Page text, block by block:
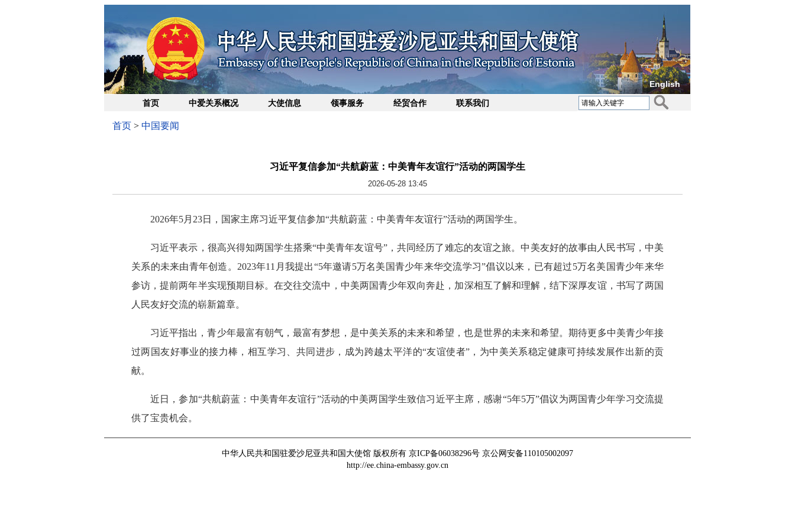
English
首页 中爱关系概况 大使信息 领事服务 经贸合作 联系我们
首页 > 中国要闻
习近平复信参加“共航蔚蓝：中美青年友谊行”活动的两国学生
2026-05-28 13:45
2026年5月23日，国家主席习近平复信参加“共航蔚蓝：中美青年友谊行”活动的两国学生。
习近平表示，很高兴得知两国学生搭乘“中美青年友谊号”，共同经历了难忘的友谊之旅。中美友好的故事由人民书写，中美
关系的未来由青年创造。2023年11月我提出“5年邀请5万名美国青少年来华交流学习”倡议以来，已有超过5万名美国青少年来华
参访，提前两年半实现预期目标。在交往交流中，中美两国青少年双向奔赴，加深相互了解和理解，结下深厚友谊，书写了两国
人民友好交流的崭新篇章。
习近平指出，青少年最富有朝气，最富有梦想，是中美关系的未来和希望，也是世界的未来和希望。期待更多中美青少年接
过两国友好事业的接力棒，相互学习、共同进步，成为跨越太平洋的“友谊使者”，为中美关系稳定健康可持续发展作出新的贡
献。
近日，参加“共航蔚蓝：中美青年友谊行”活动的中美两国学生致信习近平主席，感谢“5年5万”倡议为两国青少年学习交流提
供了宝贵机会。
中华人民共和国驻爱沙尼亚共和国大使馆 版权所有 京ICP备06038296号 京公网安备110105002097
http://ee.china-embassy.gov.cn